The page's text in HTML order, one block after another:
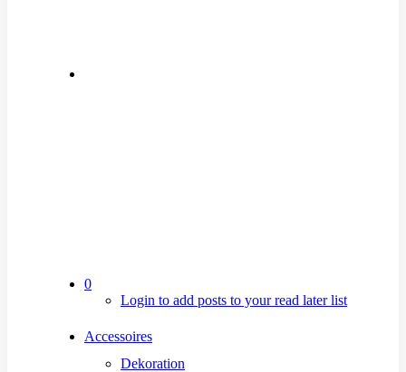
0
Login to add posts to your read later list
Accessoires
Dekoration